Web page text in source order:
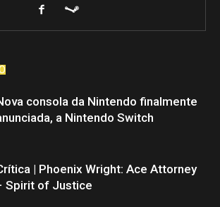
consola da Nintendo finalmente
a Nintendo Switch
| Phoenix Wright: Ace Attorney
Spirit of Justice